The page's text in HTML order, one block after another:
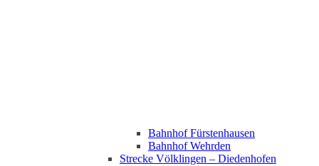
Bahnhof Fürstenhausen
Bahnhof Wehrden
Strecke Völklingen – Diedenhofen